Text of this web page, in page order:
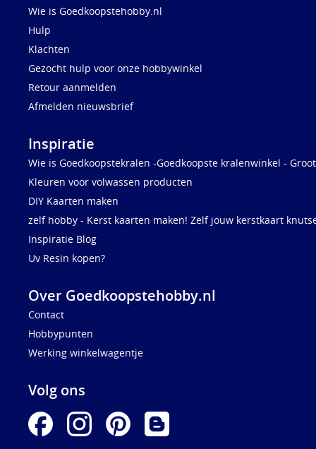
Wie is Goedkoopstehobby.nl
Hulp
Klachten
Gezocht hulp voor onze hobbywinkel
Retour aanmelden
Afmelden nieuwsbrief
Inspiratie
Wie is Goedkoopstekralen -Goedkoopste kralenwinkel -
Kleuren voor volwassen producten
DIY Kaarten maken
zelf hobby - Kerst kaarten maken! Zelf jouw kerstkaart
Inspiratie Blog
Uv Resin kopen?
Over Goedkoopstehobby.nl
Contact
Hobbypunten
Werking winkelwagentje
Volg ons